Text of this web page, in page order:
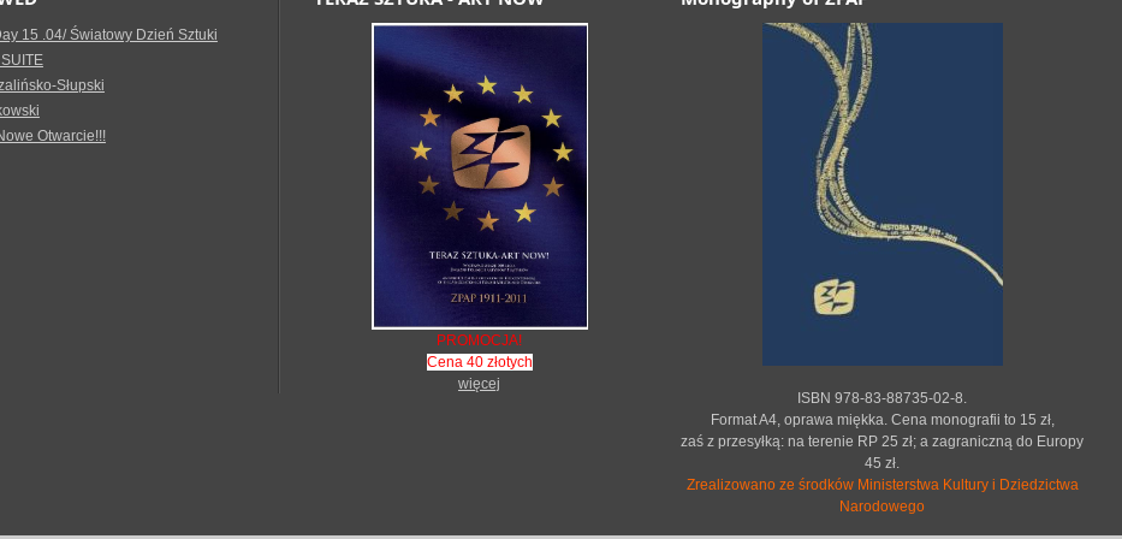
15 .04/ Światowy Dzień Sztuki
Słupski
Otwarcie!!!
PROMOCJA!
Cena 40 złotych
więcej
ISBN 978-83-88735-02-8.
Format A4, oprawa miękka. Cena monografii to 15 zł,
zaś z przesyłką: na terenie RP 25 zł; a zagraniczną do Europy
45 zł.
Zrealizowano ze środków Ministerstwa Kultury i Dziedzictwa
Narodowego